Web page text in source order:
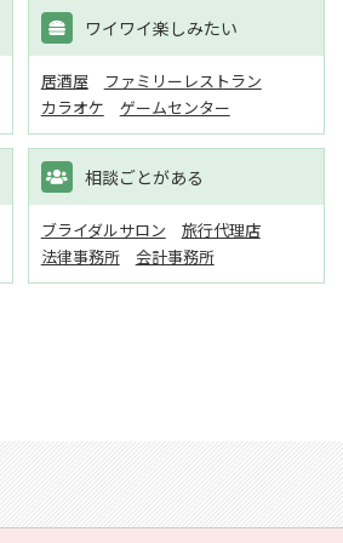
ワイワイ楽しみたい
居酒屋
ファミリーレストラン
カラオケ
ゲームセンター
相談ごとがある
ブライダルサロン
旅行代理店
法律事務所
会計事務所